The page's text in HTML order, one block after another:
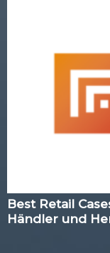
Best Retail
Händler und